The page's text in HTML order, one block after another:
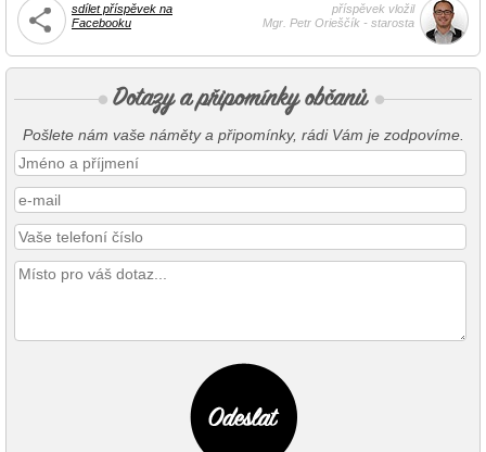
sdílet příspěvek na
Facebooku
příspěvek vložil
Mgr. Petr Orieščík - starosta
Pošlete nám vaše náměty a připomínky, rádi Vám je zodpovíme.